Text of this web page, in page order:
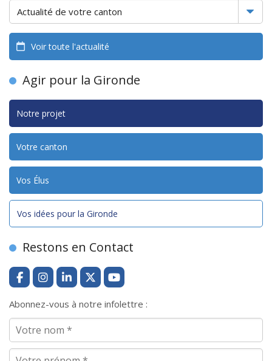
Voir toute l'actualité
Agir pour la Gironde
Notre projet
Votre canton
Vos Élus
Vos idées pour la Gironde
Restons en Contact
Abonnez-vous à notre infolettre :